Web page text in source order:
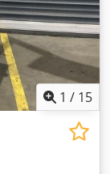
1 / 15